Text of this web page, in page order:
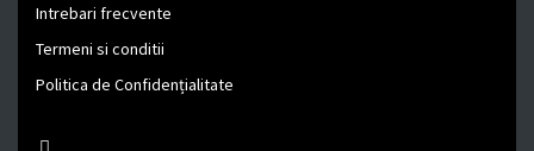
Intrebari frecvente
Termeni si conditii
Politica de Confidențialitate